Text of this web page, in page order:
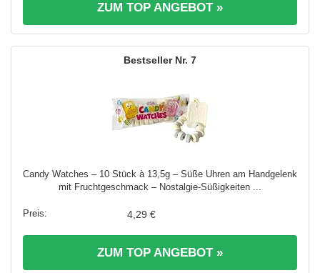
ZUM TOP ANGEBOT »
7
Candy Watches – 10 Stück à 13,5g – Süße Uhren am Handgelenk
mit Fruchtgeschmack – Nostalgie-Süßigkeiten ...
4,29 €
ZUM TOP ANGEBOT »